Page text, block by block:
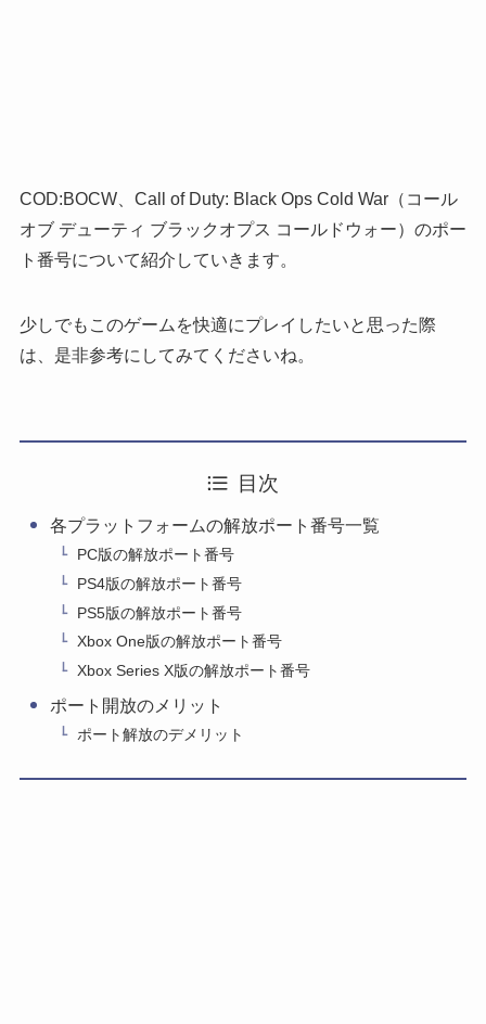
COD:BOCW、Call of Duty: Black Ops Cold War（コール
オブ デューティ ブラックオプス コールドウォー）のポー
ト番号について紹介していきます。
少しでもこのゲームを快適にプレイしたいと思った際
は、是非参考にしてみてくださいね。
目次
各プラットフォームの解放ポート番号一覧
PC版の解放ポート番号
PS4版の解放ポート番号
PS5版の解放ポート番号
Xbox One版の解放ポート番号
Xbox Series X版の解放ポート番号
ポート開放のメリット
ポート解放のデメリット